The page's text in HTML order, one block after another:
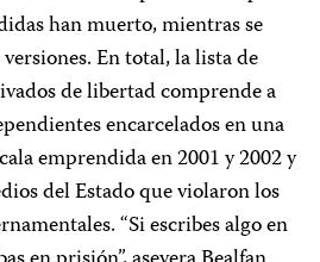
han muerto, mientras se
En total, la lista de
de libertad comprende a
encarcelados en una
emprendida en 2001 y 2002 y
del Estado que violaron los
“Si escribes algo en